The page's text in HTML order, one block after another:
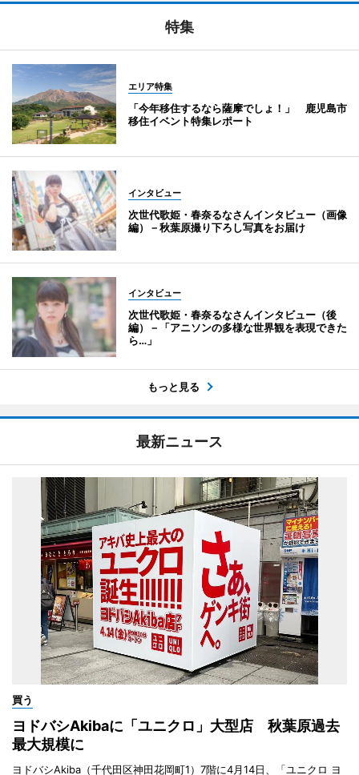
特集
エリア特集
「今年移住するなら薩摩でしょ！」 鹿児島市
移住イベント特集レポート
インタビュー
次世代歌姫・春奈るなさんインタビュー（画像
編）－秋葉原撮り下ろし写真をお届け
インタビュー
次世代歌姫・春奈るなさんインタビュー（後
編）－「アニソンの多様な世界観を表現できた
ら…」
もっと見る
最新ニュース
買う
ヨドバシAkibaに「ユニクロ」大型店 秋葉原過去
最大規模に
ヨドバシAkiba（千代田区神田花岡町1）7階に4月14日、「ユニクロ ヨ